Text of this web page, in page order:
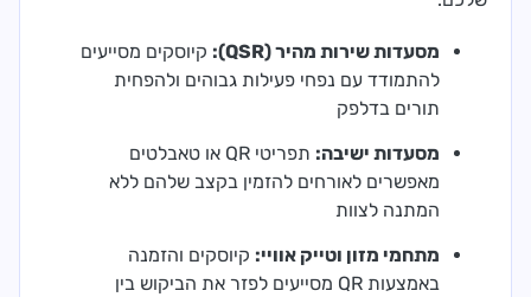
מסעדות שירות מהיר (QSR):
קיוסקים מסייעים
להתמודד עם נפחי פעילות גבוהים ולהפחית
תורים בדלפק
מסעדות ישיבה:
תפריטי QR או טאבלטים
מאפשרים לאורחים להזמין בקצב שלהם ללא
המתנה לצוות
מתחמי מזון וטייק אוויי: קיוסקים והזמנה
באמצעות QR מסייעים לפזר את הביקוש בין